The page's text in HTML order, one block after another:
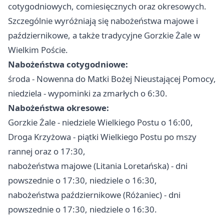
cotygodniowych, comiesięcznych oraz okresowych.
Szczególnie wyróżniają się nabożeństwa majowe i
październikowe, a także tradycyjne Gorzkie Żale w
Wielkim Poście.
Nabożeństwa cotygodniowe:
środa - Nowenna do Matki Bożej Nieustającej Pomocy,
niedziela - wypominki za zmarłych o 6:30.
Nabożeństwa okresowe:
Gorzkie Żale - niedziele Wielkiego Postu o 16:00,
Droga Krzyżowa - piątki Wielkiego Postu po mszy
rannej oraz o 17:30,
nabożeństwa majowe (Litania Loretańska) - dni
powszednie o 17:30, niedziele o 16:30,
nabożeństwa październikowe (Różaniec) - dni
powszednie o 17:30, niedziele o 16:30.